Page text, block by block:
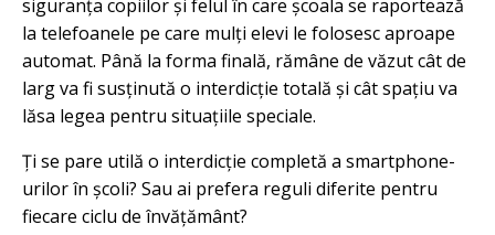
siguranța copiilor și felul în care școala se raportează
la telefoanele pe care mulți elevi le folosesc aproape
automat. Până la forma finală, rămâne de văzut cât de
larg va fi susținută o interdicție totală și cât spațiu va
lăsa legea pentru situațiile speciale.
Ți se pare utilă o interdicție completă a smartphone-
urilor în școli? Sau ai prefera reguli diferite pentru
fiecare ciclu de învățământ?